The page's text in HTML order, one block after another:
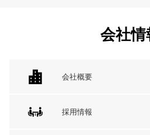
会社情
会社概要
採用情報